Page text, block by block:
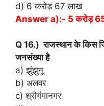
d) 6 करोड़ 67 लाख
Answer a):- 5 करोड़
Q 16.) राजस्थान के किस
जनसंख्या है
a) झुंझुनू
b) अलवर
c) श्रीगंगानगर